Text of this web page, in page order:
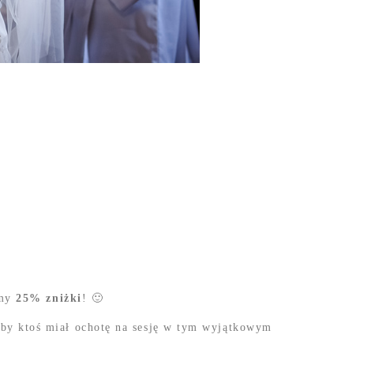
25% zniżki ! 🙂
ktoś miał ochotę na sesję w tym wyjątkowym